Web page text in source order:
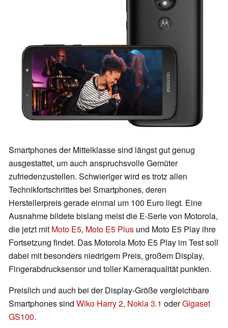
Smartphones der Mittelklasse sind längst gut genug
ausgestattet, um auch anspruchsvolle Gemüter
zufriedenzustellen. Schwieriger wird es trotz allen
Technikfortschrittes bei Smartphones, deren
Herstellerpreis gerade einmal um 100 Euro liegt. Eine
Ausnahme bildete bislang meist die E-Serie von Motorola,
die jetzt mit Moto E5, Moto E5 Plus und Moto E5 Play ihre
Fortsetzung findet. Das Motorola Moto E5 Play im Test soll
dabei mit besonders niedrigem Preis, großem Display,
Fingerabdrucksensor und toller Kameraqualität punkten.
Preislich und auch bei der Display-Größe vergleichbare
Smartphones sind Wiko Harry 2, Nokia 3.1 oderGigaset
GS100.